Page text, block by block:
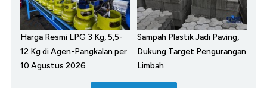
Harga Resmi LPG 3 Kg, 5,5-
12 Kg di Agen-Pangkalan per
10 Agustus 2026
Sampah Plastik Jadi Paving,
Dukung Target Pengurangan
Limbah